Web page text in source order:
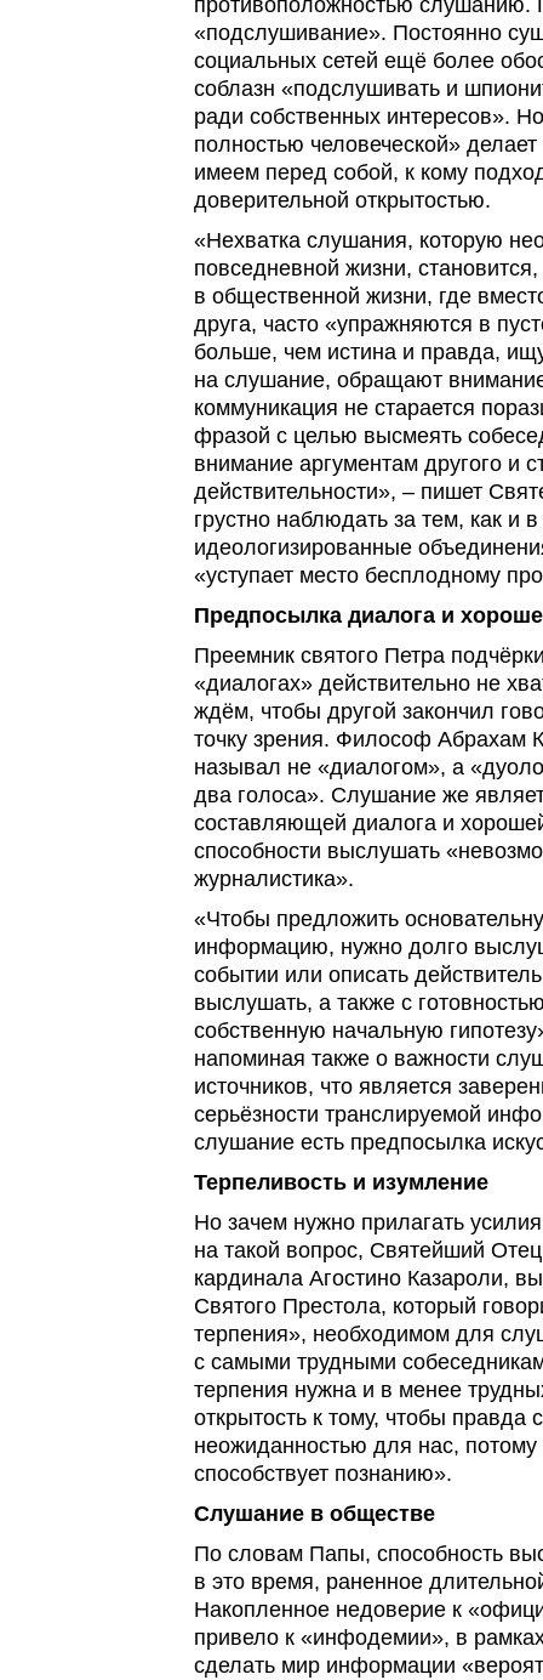
противоположностью слушанию.
«подслушивание». Постоянно
социальных сетей ещё более
соблазн «подслушивать и
ради собственных интересов».
полностью человеческой»
имеем перед собой, к кому
доверительной открытостью.
«Нехватка слушания, которую
повседневной жизни,
в общественной жизни, где
друга, часто «упражняются в
больше, чем истина и правда,
на слушание, обращают
коммуникация не старается
фразой с целью высмеять
внимание аргументам другого и
действительности», – пишет
грустно наблюдать за тем, как и
идеологизированные
«уступает место бесплодному
Предпосылка диалога и
Преемник святого Петра
«диалогах» действительно не
ждём, чтобы другой закончил
точку зрения. Философ Абрахам
называл не «диалогом», а
два голоса». Слушание же
составляющей диалога и
способности выслушать
журналистика».
«Чтобы предложить
информацию, нужно долго
событии или описать
выслушать, а также с
собственную начальную
напоминая также о важности
источников, что является
серьёзности транслируемой
слушание есть предпосылка
Терпеливость и изумление
Но зачем нужно прилагать
на такой вопрос, Святейший
кардинала Агостино Казароли,
Святого Престола, который
терпения», необходимом для
с самыми трудными
терпения нужна и в менее
открытость к тому, чтобы правда
неожиданностью для нас, потому
способствует познанию».
Слушание в обществе
По словам Папы, способность
в это время, раненное
Накопленное недоверие к
привело к «инфодемии», в
сделать мир информации